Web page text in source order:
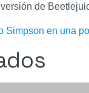
de
Simpson en una